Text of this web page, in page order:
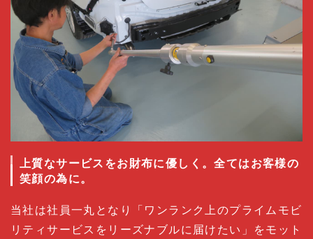
上質なサービスをお財布に優しく。全てはお客様の
笑顔の為に。
当社は社員一丸となり「ワンランク上のプライムモビ
リティサービスをリーズナブルに届けたい」をモット